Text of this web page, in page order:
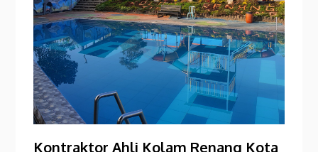
Kontraktor Ahli Kolam Renang Kota